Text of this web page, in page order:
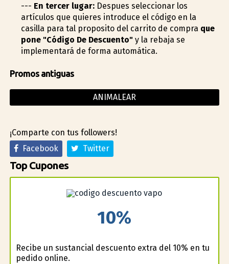
--- En tercer lugar:Despues seleccionar los
artículos que quieres introduce el código en la
casilla para tal proposito del carrito de compra que
pone "Código De Descuento"y la rebaja se
implementará de forma automática.
Promos antiguas
ANIMALEAR
¡Comparte con tus followers!
Facebook
Twitter
Top Cupones
10%
Recibe un sustancial descuento extra del 10% en tu
pedido online.